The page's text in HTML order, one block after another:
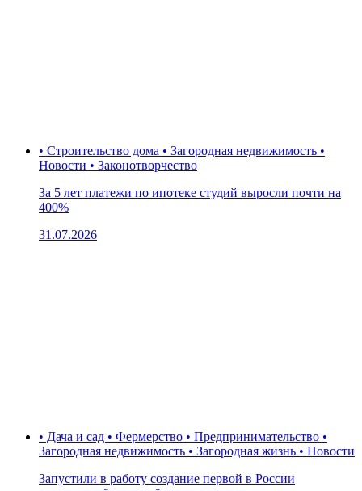
• Строительство дома • Загородная недвижимость •
Новости • Законотворчество
За 5 лет платежи по ипотеке студий выросли почти на
400%
31.07.2026
• Дача и сад • Фермерство • Предпринимательство •
Загородная недвижимость • Загородная жизнь • Новости
Запустили в работу создание первой в России